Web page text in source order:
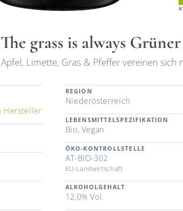
grass is always
Limette, Gras & Pfeffer vereinen sich
Hersteller
REGION
Niederösterreich
LEBENSMITTELSPEZIFIKATION
Bio, Vegan
ÖKO-KONTROLLSTELLE
AT-BIO-302
EU-Landwirtschaft
ALKOHOLGEHALT
12,0% Vol.